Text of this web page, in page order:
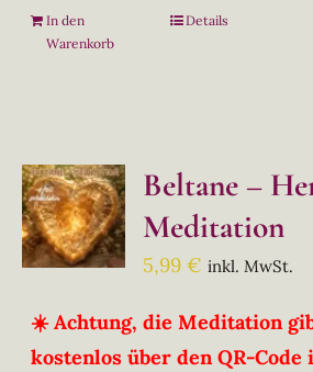
In den
Warenkorb
Details
Beltane –
Meditation
5,99€ inkl. MwSt.
☀️ Achtung, die Meditation
kostenlos über den QR-Code